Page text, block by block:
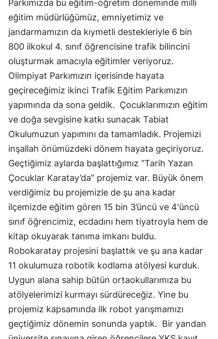
Samsun
Siirt
Sinop
Sivas
Tekirdağ
Tokat
Trabzon
Tunceli
Şanlıurfa
Uşak
Yozgat
Zonguldak
Aksaray
Bayburt
Karaman
Kırıkkale
Parkımızda bu eğitim-öğretim döneminde milli
eğitim müdürlüğümüz, emniyetimiz ve
jandarmamızın da kıymetli destekleriyle 6 bin
800 ilkokul 4. sınıf öğrencisine trafik bilincini
oluşturmak amacıyla eğitimler veriyoruz.
Olimpiyat Parkımızın içerisinde hayata
geçireceğimiz ikinci Trafik Eğitim Parkımızın
yapımında da sona geldik. Çocuklarımızın eğitim
ve doğa sevgisine katkı sunacak Tabiat
Okulumuzun yapımını da tamamladık. Projemizi
inşallah önümüzdeki dönem hayata geçiriyoruz.
Geçtiğimiz aylarda başlattığımız “Tarih Yazan
Çocuklar Karatay’da” projemiz var. Büyük önem
verdiğimiz bu projemizle de şu ana kadar
ilçemizde eğitim gören 15 bin 3’üncü ve 4'üncü
sınıf öğrencimiz, ecdadını hem tiyatroyla hem de
kitap okuyarak tanıma imkanı buldu.
Robokaratay projesini başlattık ve şu ana kadar
11 okulumuza robotik kodlama atölyesi kurduk.
Uygun alana sahip bütün ortaokullarımıza bu
atölyelerimizi kurmayı sürdüreceğiz. Yine bu
projemiz kapsamında ilk robot yarışmamızı
geçtiğimiz dönemin sonunda yaptık. Bir yandan